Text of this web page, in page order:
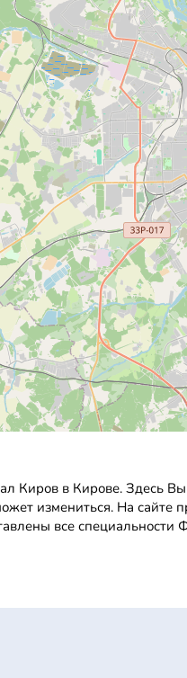
Киров в Кирове. Здесь
измениться. На
все специальности